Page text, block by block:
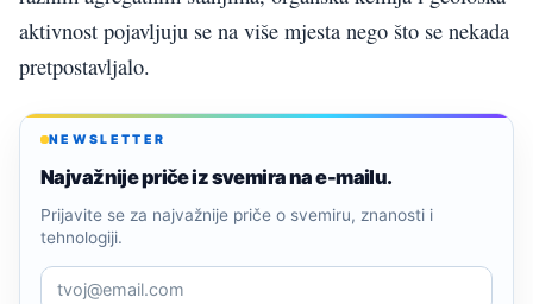
aktivnost pojavljuju se na više mjesta nego što se nekada
pretpostavljalo.
NEWSLETTER
Najvažnije priče iz svemira na e-mailu.
Prijavite se za najvažnije priče o svemiru, znanosti i
tehnologiji.